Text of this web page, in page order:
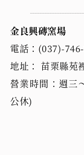
金良興磚窯場
電話：(037)-
地址： 苗栗縣苑
營業時間：週三
公休)